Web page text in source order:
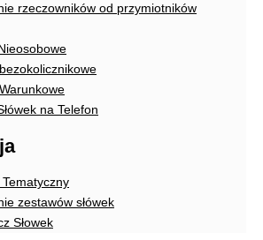
rzeczowników od przymiotników
na Telefon
Tematyczny
zestawów słówek
Słowek